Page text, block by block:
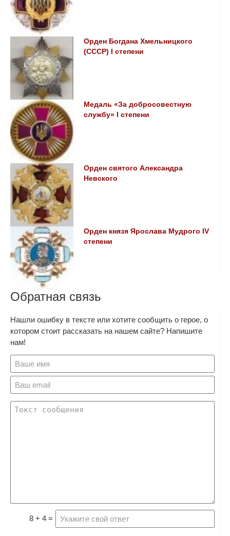
Орден Богдана Хмельницкого
(СССР) I степени
Медаль «За добросовестную
службу» I степени
Орден святого Александра
Невского
Орден князя Ярослава Мудрого IV
степени
Обратная связь
Нашли ошибку в тексте или хотите сообщить о герое, о
котором стоит рассказать на нашем сайте? Напишите
нам!
8 + 4 =